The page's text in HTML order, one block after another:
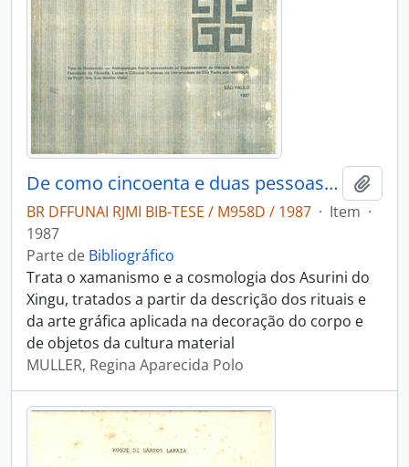
De como cincoenta e duas pessoas reproduzem uma sociedade indígena os Assurini do Xingu: arte visual e comunicação social
BR DFFUNAI RJMI BIB-TESE / M958D / 1987 · Item ·
1987
Parte de Bibliográfico
Trata o xamanismo e a cosmologia dos Asurini do
Xingu, tratados a partir da descrição dos rituais e
da arte gráfica aplicada na decoração do corpo e
de objetos da cultura material
MULLER, Regina Aparecida Polo